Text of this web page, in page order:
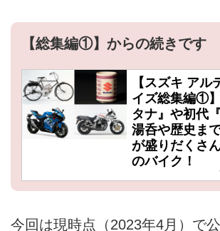
【総集編①】からの続きです
【スズキ アル
イズ総集編①
タナ』や初代
湯呑や歴史ま
が盛りだくさ
のバイク！
今回は現時点（2023年4月）で